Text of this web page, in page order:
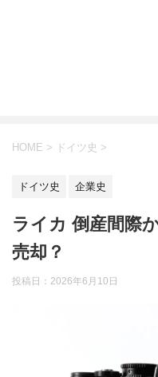
HOME > ドイツ史 >
ドイツ史 企業史
ライカ 倒産間際
売却？
投稿日： 2026年6月10日